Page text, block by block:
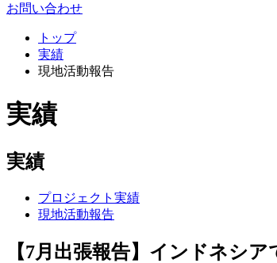
お問い合わせ
トップ
実績
現地活動報告
実績
実績
プロジェクト実績
現地活動報告
【7月出張報告】インドネシ